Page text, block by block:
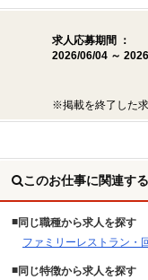
求人応募期間 ：
2026/06/04 ～
※掲載を終了した
このお仕事に関連す
同じ職種から求人を探す
ファミリーレストラン・
同じ特徴から求人を探す